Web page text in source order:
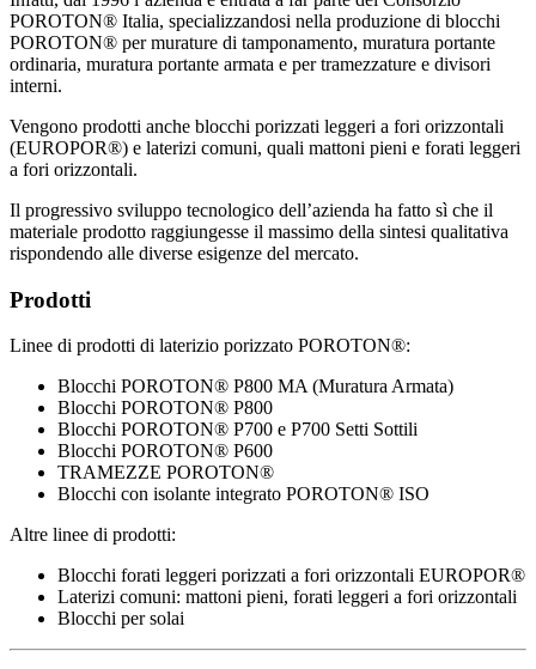
POROTON® Italia, specializzandosi nella produzione di blocchi
POROTON® per murature di tamponamento, muratura portante
ordinaria, muratura portante armata e per tramezzature e divisori
interni.
Vengono prodotti anche blocchi porizzati leggeri a fori orizzontali
(EUROPOR®) e laterizi comuni, quali mattoni pieni e forati leggeri
a fori orizzontali.
Il progressivo sviluppo tecnologico dell’azienda ha fatto sì che il
materiale prodotto raggiungesse il massimo della sintesi qualitativa
rispondendo alle diverse esigenze del mercato.
Prodotti
Linee di prodotti di laterizio porizzato POROTON®:
Blocchi POROTON® P800 MA (Muratura Armata)
Blocchi POROTON® P800
Blocchi POROTON® P700 e P700 Setti Sottili
Blocchi POROTON® P600
TRAMEZZE POROTON®
Blocchi con isolante integrato POROTON® ISO
Altre linee di prodotti:
Blocchi forati leggeri porizzati a fori orizzontali EUROPOR®
Laterizi comuni: mattoni pieni, forati leggeri a fori orizzontali
Blocchi per solai